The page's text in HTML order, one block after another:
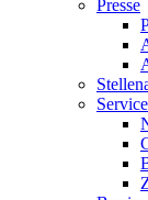
Presse